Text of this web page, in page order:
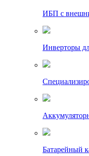
ИБП с
Инверторы
Батарейный